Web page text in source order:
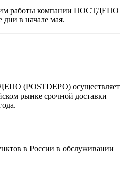
работы компании ПОСТДЕПО
в начале мая.
(POSTDEPO) осуществляет
рынке срочной доставки
в России в обслуживании